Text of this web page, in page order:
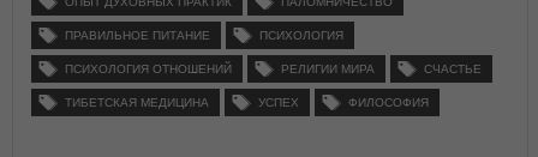
ПРАВИЛЬНОЕ ПИТАНИЕ ПСИХОЛОГИЯ
ПСИХОЛОГИЯ ОТНОШЕНИЙ РЕЛИГИИ МИРА СЧАСТЬЕ
ТИБЕТСКАЯ МЕДИЦИНА УСПЕХ ФИЛОСОФИЯ